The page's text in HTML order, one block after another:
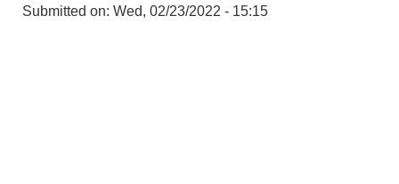
Submitted on: Wed, 02/23/2022 - 15:15